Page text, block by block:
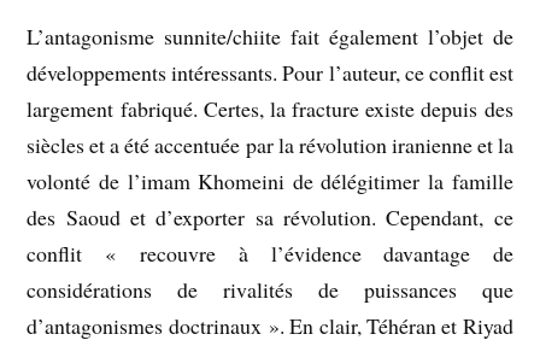
L’antagonisme sunnite/chiite fait également l’objet de
développements intéressants. Pour l’auteur, ce conflit est
largement fabriqué. Certes, la fracture existe depuis des
siècles et a été accentuée par la révolution iranienne et la
volonté de l’imam Khomeini de délégitimer la famille
des Saoud et d’exporter sa révolution. Cependant, ce
conflit « recouvre à l’évidence davantage de
considérations de rivalités de puissances que
d’antagonismes doctrinaux ». En clair, Téhéran et Riyad